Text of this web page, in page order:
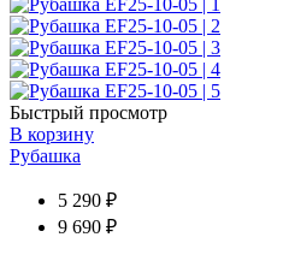
Быстрый просмотр
В корзину
Рубашка
5 290 ₽
9 690 ₽